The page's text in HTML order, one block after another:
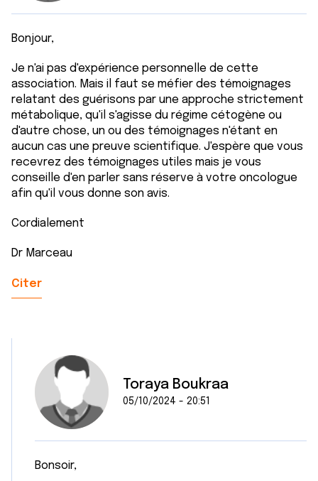
Bonjour,
Je n'ai pas d'expérience personnelle de cette
association. Mais il faut se méfier des témoignages
relatant des guérisons par une approche strictement
métabolique, qu'il s'agisse du régime cétogène ou
d'autre chose, un ou des témoignages n'étant en
aucun cas une preuve scientifique. J'espère que vous
recevrez des témoignages utiles mais je vous
conseille d'en parler sans réserve à votre oncologue
afin qu'il vous donne son avis.
Cordialement
Dr Marceau
Citer
Toraya Boukraa
05/10/2024 - 20:51
Bonsoir,